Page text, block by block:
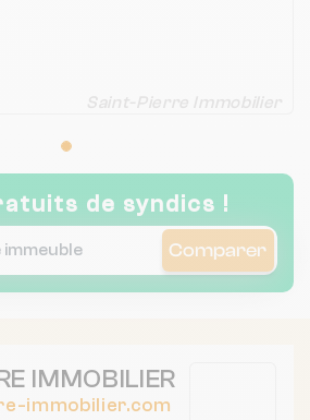
Saint-Pierre Immobilier
de syndics !
Comparer
IMMOBILIER
immobilier.com